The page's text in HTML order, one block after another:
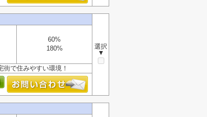
選択
▼
60%
180%
で住みやすい環境！